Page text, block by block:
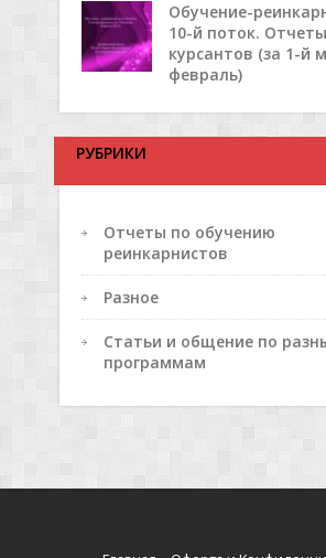
Обучение-
10-й поток. Отчеты
курсантов (за 1-й
февраль)
РУБРИКИ
Отчеты по обучению
реинкарнистов
Разное
Статьи и общение по
программам